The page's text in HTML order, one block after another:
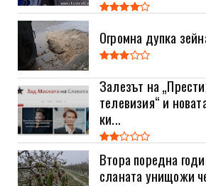
Огромна дупка
Залезът на
телевизия“ и
ки...
Втора поредна
сланата унищожи